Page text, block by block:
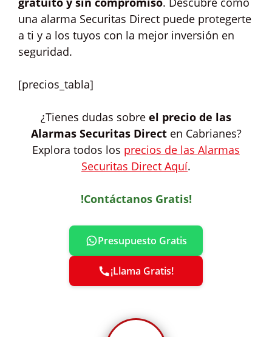
una alarma Securitas Direct puede protegerte
a ti y a los tuyos con la mejor inversión en
seguridad.
[precios_tabla]
¿Tienes dudas sobre el precio de las
Alarmas Securitas Directen Cabrianes?
Explora todos los precios de las Alarmas
Securitas Direct Aquí.
!Contáctanos Gratis!
Presupuesto Gratis
¡Llama Gratis!